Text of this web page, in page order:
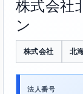
株式会社
ン
株式会社 北
法人番号